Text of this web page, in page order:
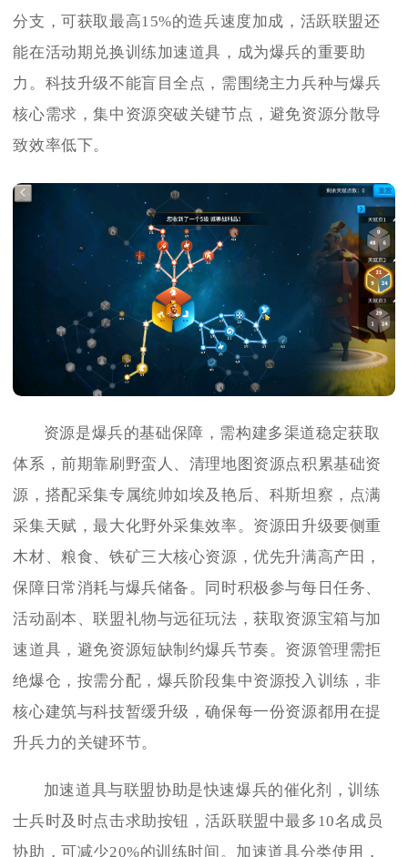
分支，可获取最高15%的造兵速度加成，活跃联盟还
能在活动期兑换训练加速道具，成为爆兵的重要助
力。科技升级不能盲目全点，需围绕主力兵种与爆兵
核心需求，集中资源突破关键节点，避免资源分散导
致效率低下。
资源是爆兵的基础保障，需构建多渠道稳定获取
体系，前期靠刷野蛮人、清理地图资源点积累基础资
源，搭配采集专属统帅如埃及艳后、科斯坦察，点满
采集天赋，最大化野外采集效率。资源田升级要侧重
木材、粮食、铁矿三大核心资源，优先升满高产田，
保障日常消耗与爆兵储备。同时积极参与每日任务、
活动副本、联盟礼物与远征玩法，获取资源宝箱与加
速道具，避免资源短缺制约爆兵节奏。资源管理需拒
绝爆仓，按需分配，爆兵阶段集中资源投入训练，非
核心建筑与科技暂缓升级，确保每一份资源都用在提
升兵力的关键环节。
加速道具与联盟协助是快速爆兵的催化剂，训练
士兵时及时点击求助按钮，活跃联盟中最多10名成员
协助，可减少20%的训练时间。加速道具分类使用，